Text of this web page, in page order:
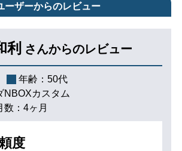
ーザーからのレビュー
利 さんからのレビュー
年齢： 50代
NBOXカスタム
： 4ヶ月
度